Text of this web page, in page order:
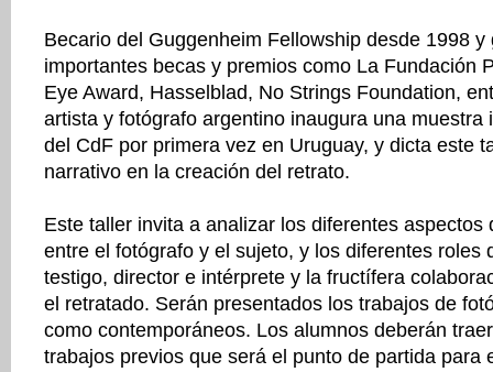
Becario del Guggenheim Fellowship desde 1998 y
importantes becas y premios como La Fundación
Eye Award, Hasselblad, No Strings Foundation,
artista y fotógrafo argentino inaugura una muestra
del CdF por primera vez en Uruguay, y dicta este
narrativo en la creación del retrato.
Este taller invita a analizar los diferentes aspectos
entre el fotógrafo y el sujeto, y los diferentes roles
testigo, director e intérprete y la fructífera
el retratado. Serán presentados los trabajos de
como contemporáneos. Los alumnos deberán
trabajos previos que será el punto de partida para